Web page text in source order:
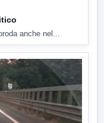
anche nel...